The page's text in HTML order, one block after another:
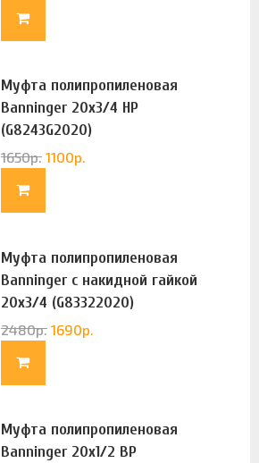
Муфта полипропиленовая
Banninger 20х3/4 НР
(G8243G2020)
1650р. 1100р.
Муфта полипропиленовая
Banninger с накидной гайкой
20х3/4 (G83322020)
2480р. 1690р.
Муфта полипропиленовая
Banninger 20х1/2 ВР